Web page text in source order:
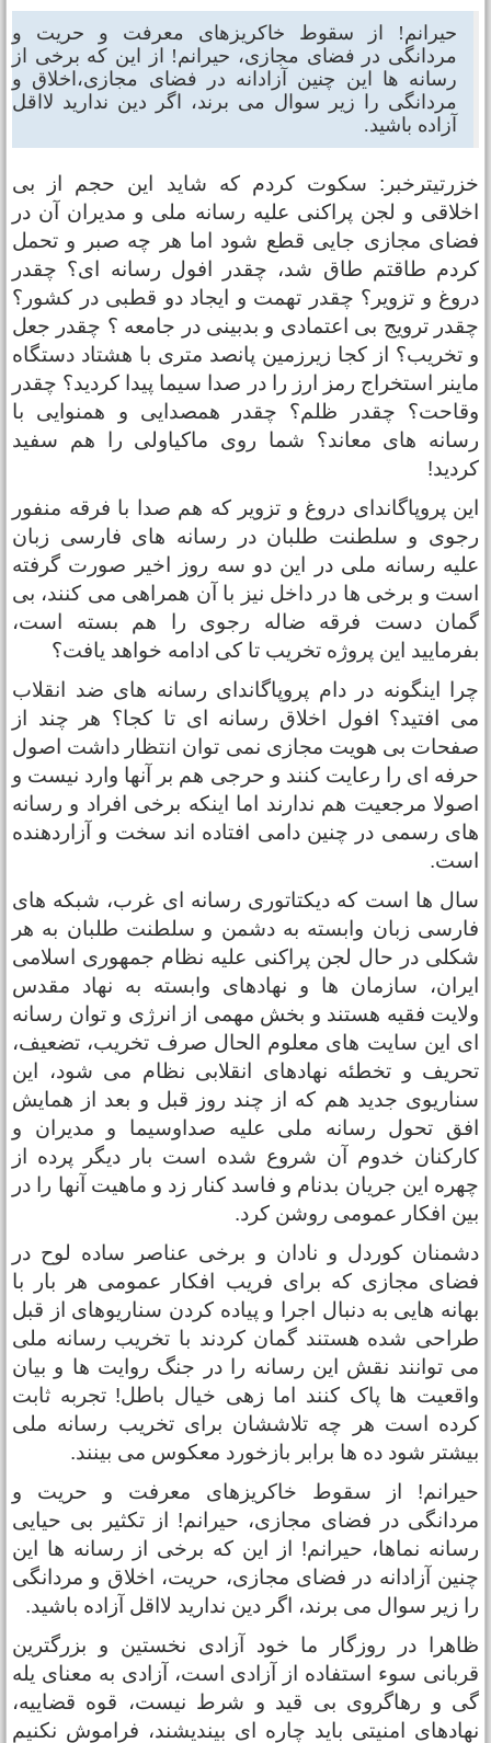
حیرانم! از سقوط خاکریزهای معرفت و حریت و
مردانگی در فضای مجازی، حیرانم! از این که برخی از
رسانه ها این چنین آزادانه در فضای مجازی،اخلاق و
مردانگی را زیر سوال می برند، اگر دین ندارید لااقل
آزاده باشید.
سکوت کردم که شاید این حجم از بی
و لجن پراکنی علیه رسانه ملی و مدیران آن در
مجازی جایی قطع شود اما هر چه صبر و تحمل
طاقتم طاق شد، چقدر افول رسانه ای؟ چقدر
و تزویر؟ چقدر تهمت و ایجاد دو قطبی در کشور؟
ترویج بی اعتمادی و بدبینی در جامعه ؟ چقدر جعل
تخریب؟ از کجا زیرزمین پانصد متری با هشتاد دستگاه
استخراج رمز ارز را در صدا سیما پیدا کردید؟ چقدر
چقدر ظلم؟ چقدر همصدایی و همنوایی با
های معاند؟ شما روی ماکیاولی را هم سفید
پروپاگاندای دروغ و تزویر که هم صدا با فرقه منفور
و سلطنت طلبان در رسانه های فارسی زبان
رسانه ملی در این دو سه روز اخیر صورت گرفته
و برخی ها در داخل نیز با آن همراهی می کنند، بی
دست فرقه ضاله رجوی را هم بسته است،
این پروژه تخریب تا کی ادامه خواهد یافت؟
اینگونه در دام پروپاگاندای رسانه های ضد انقلاب
افتید؟ افول اخلاق رسانه ای تا کجا؟ هر چند از
بی هویت مجازی نمی توان انتظار داشت اصول
ای را رعایت کنند و حرجی هم بر آنها وارد نیست و
مرجعیت هم ندارند اما اینکه برخی افراد و رسانه
رسمی در چنین دامی افتاده اند سخت و آزاردهنده
ها است که دیکتاتوری رسانه ای غرب، شبکه های
زبان وابسته به دشمن و سلطنت طلبان به هر
در حال لجن پراکنی علیه نظام جمهوری اسلامی
سازمان ها و نهادهای وابسته به نهاد مقدس
فقیه هستند و بخش مهمی از انرژی و توان رسانه
این سایت های معلوم الحال صرف تخریب، تضعیف،
و تخطئه نهادهای انقلابی نظام می شود، این
جدید هم که از چند روز قبل و بعد از همایش
تحول رسانه ملی علیه صداوسیما و مدیران و
خدوم آن شروع شده است بار دیگر پرده از
این جریان بدنام و فاسد کنار زد و ماهیت آنها را در
افکار عمومی روشن کرد.
کوردل و نادان و برخی عناصر ساده لوح در
مجازی که برای فریب افکار عمومی هر بار با
هایی به دنبال اجرا و پیاده کردن سناریوهای از قبل
شده هستند گمان کردند با تخریب رسانه ملی
توانند نقش این رسانه را در جنگ روایت ها و بیان
ها پاک کنند اما زهی خیال باطل! تجربه ثابت
است هر چه تلاششان برای تخریب رسانه ملی
شود ده ها برابر بازخورد معکوس می بینند.
از سقوط خاکریزهای معرفت و حریت و
در فضای مجازی، حیرانم! از تکثیر بی حیایی
نماها، حیرانم! از این که برخی از رسانه ها این
آزادانه در فضای مجازی، حریت، اخلاق و مردانگی
زیر سوال می برند، اگر دین ندارید لااقل آزاده باشید.
در روزگار ما خود آزادی نخستین و بزرگترین
سوء استفاده از آزادی است، آزادی به معنای یله
و رهاگروی بی قید و شرط نیست، قوه قضاییه،
امنیتی باید چاره ای بیندیشند، فراموش نکنیم